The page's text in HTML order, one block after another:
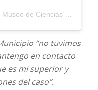
“no tuvimos
en contacto
es mi superior y
del caso”.